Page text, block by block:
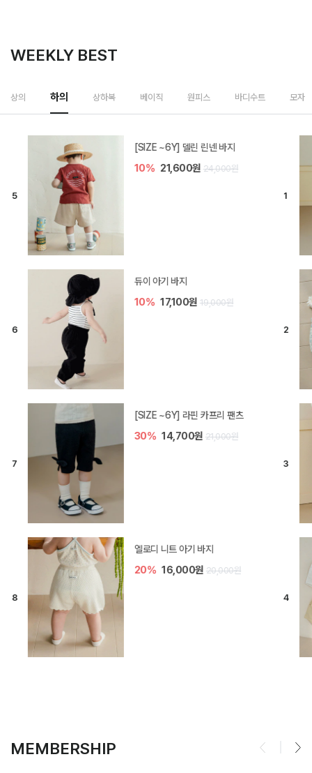
WEEKLY BEST
상의 하의 상하복 베이직 원피스 바디수트 모자
[SIZE ~6Y] 델린 린넨 바지
10% 21,600원 24,000원
듀이 아기 바지
10% 17,100원 19,000원
[SIZE ~6Y] 라핀 카프리 팬츠
30% 14,700원 21,000원
엘로디 니트 아기 바지
20% 16,000원 20,000원
MEMBERSHIP